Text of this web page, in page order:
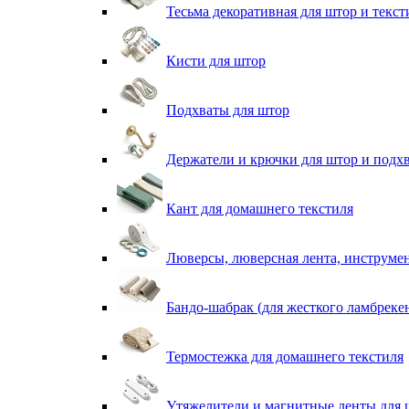
Тесьма декоративная для штор и
Кисти для штор
Подхваты для штор
Держатели и крючки для штор и
Кант для домашнего текстиля
Люверсы, люверсная лента,
Бандо-шабрак (для жесткого
Термостежка для домашнего текстиля
Утяжелители и магнитные ленты для